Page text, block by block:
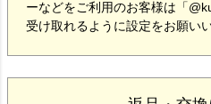
ーなどをご利用のお客様は「
受け取れるように設定をお願い